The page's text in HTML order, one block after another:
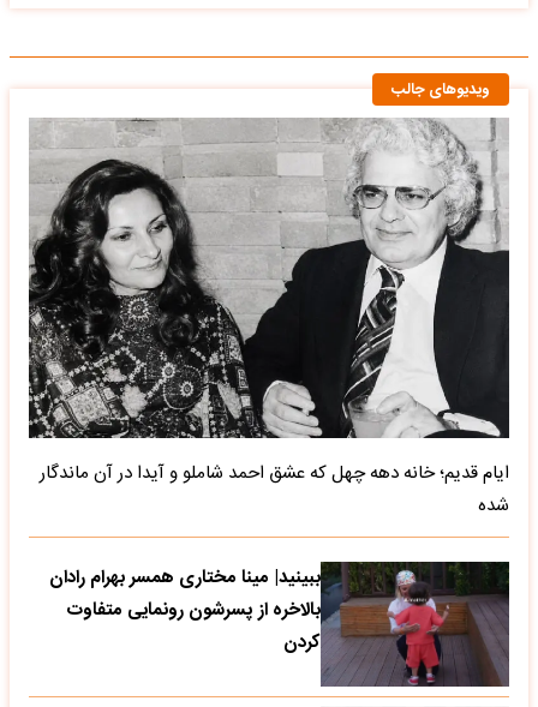
ویدیوهای جالب
ایام قدیم؛ خانه دهه چهل که عشق احمد شاملو و آیدا در آن ماندگار
شده
ببینید| مینا مختاری همسر بهرام رادان
بالاخره از پسرشون رونمایی متفاوت
کردن